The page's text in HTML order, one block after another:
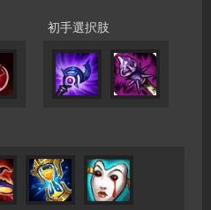
初手選択肢